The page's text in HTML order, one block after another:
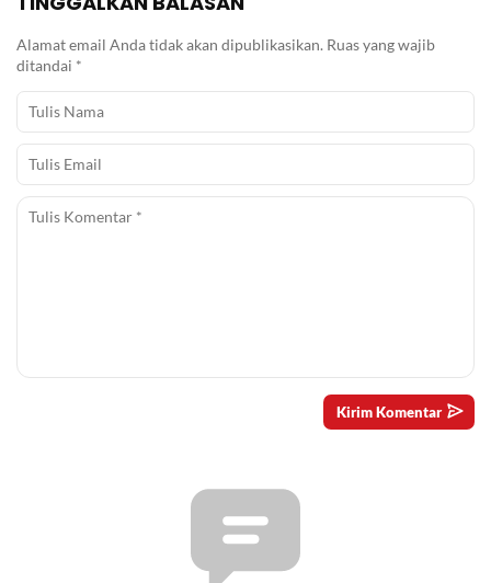
Alamat email Anda tidak akan dipublikasikan. Ruas yang wajib
ditandai *